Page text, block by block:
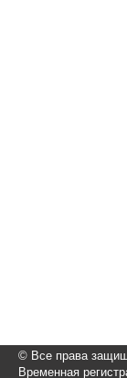
© Все права
Временная